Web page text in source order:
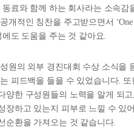
료와 함께 하는 회사라는 소속감
개적인 칭찬을 주고받으면서 ‘One
도 도움을 주는 것 같아요.
원의 외부 경진대회 수상 소식을
피드백을 들을 수 있었습니다. 또
양한 구성원들의 노력을 알게 되
장하고 있는지 피부로 느낄 수 있
순환을 가져오는 것 같습니다.